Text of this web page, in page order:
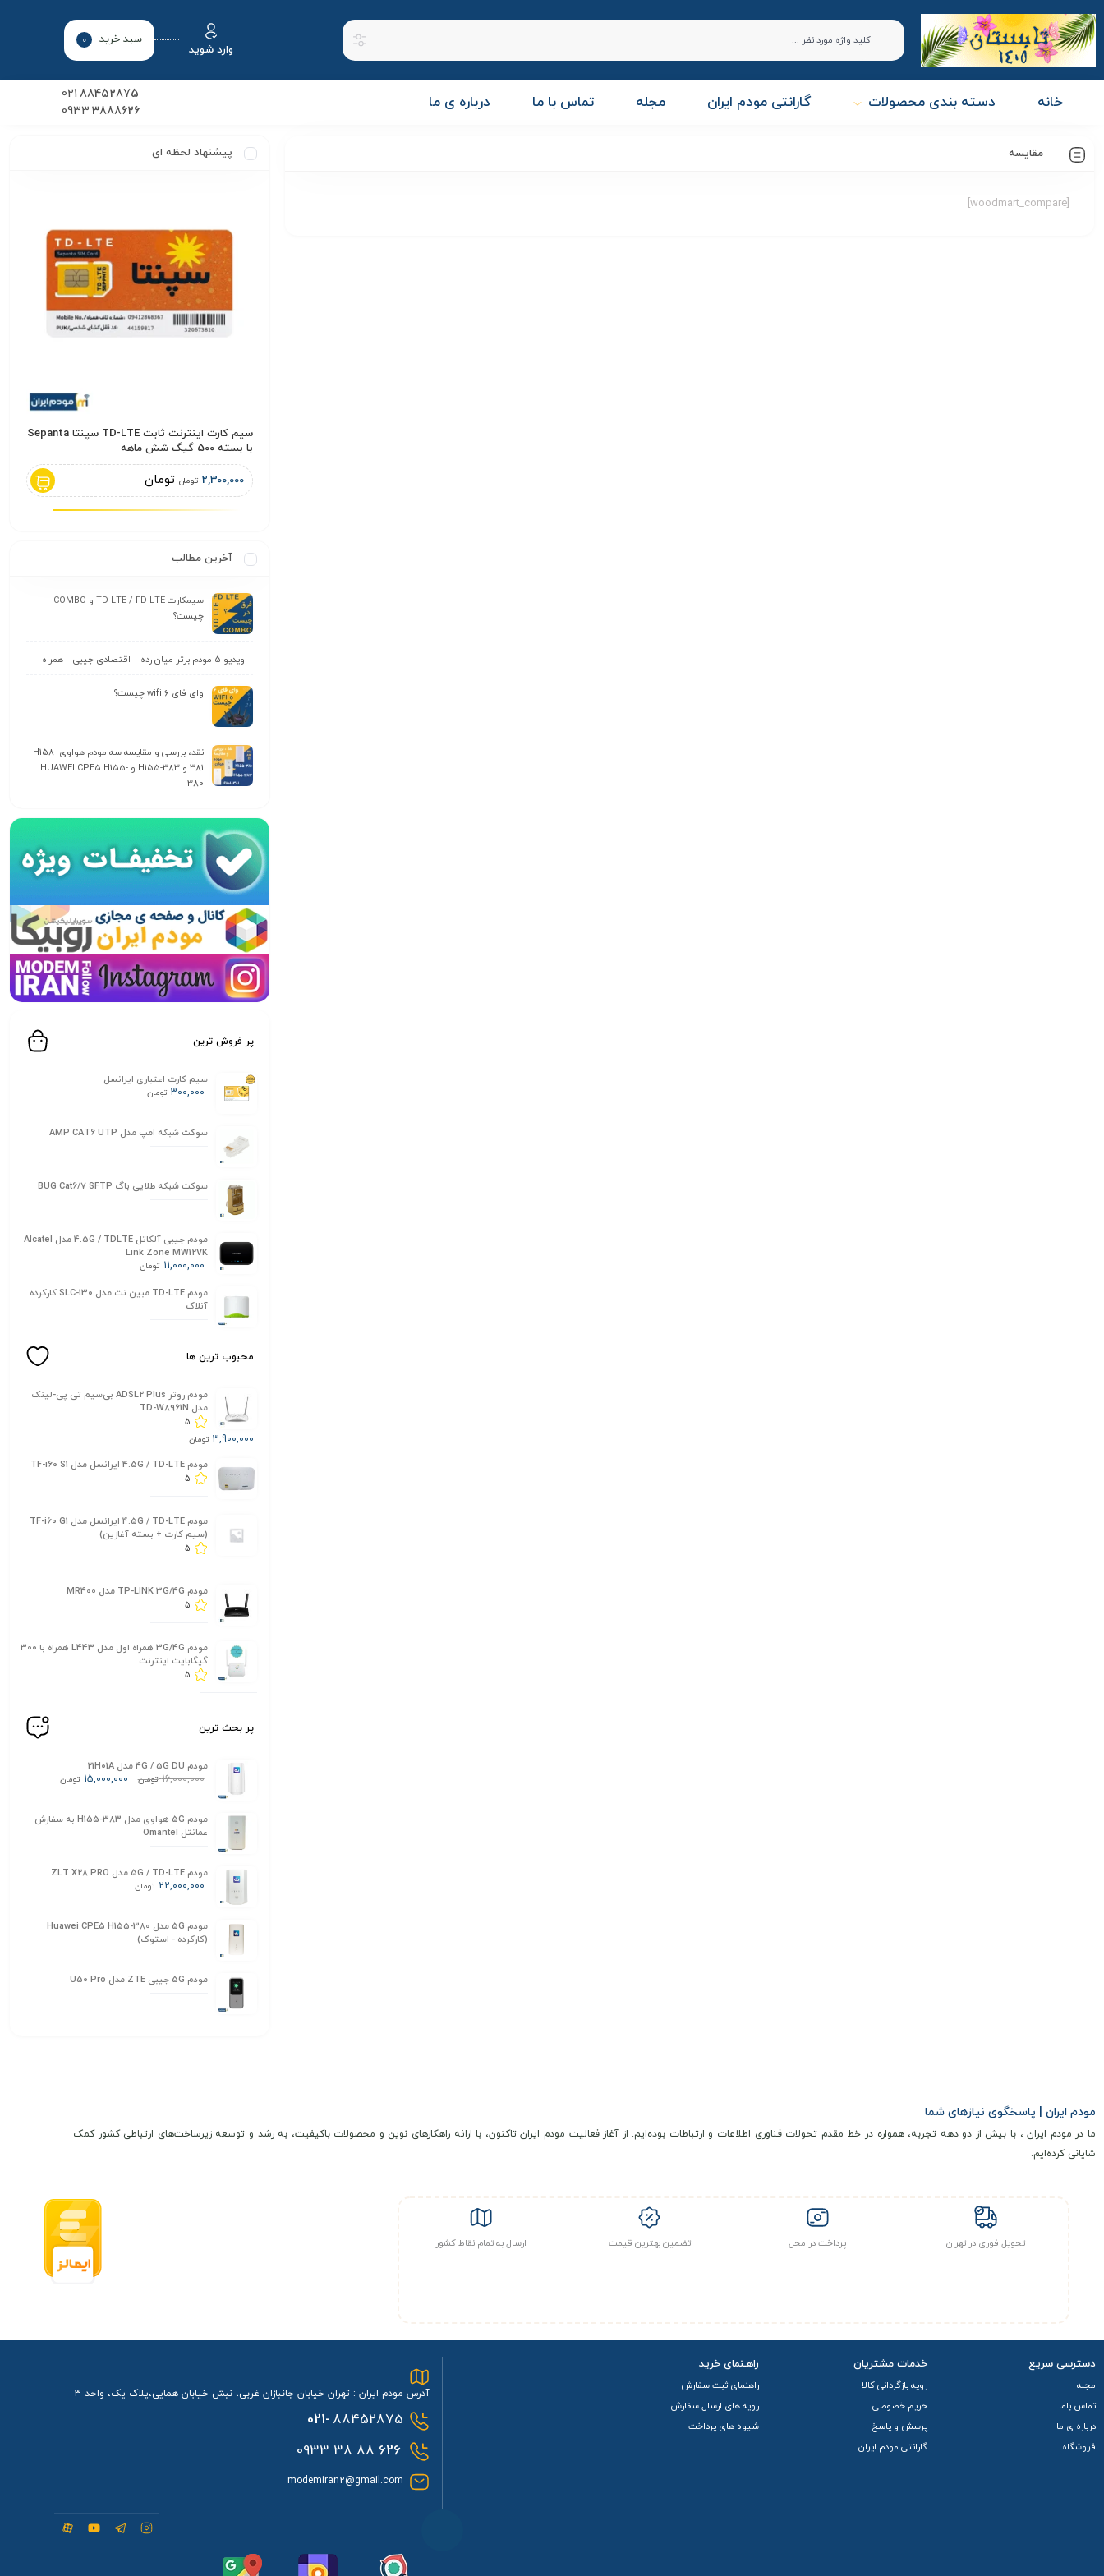
وارد شوید
سبد خرید 0
خانه دسته بندی محصولات گارانتی مودم ایران مجله تماس با ما درباره ی ما 88452875
021
3888626
0933
مقایسه
[woodmart_compare]
پیشنهاد لحظه ای
سیم کارت آپتل اعتباری 2 ستاره 25 گیگ اینترنت
سیم کارت اینترنت ثابت TD-LTE سپنتا Sepanta
با بسته 500 گیگ شش ماهه
2,300,000 تومان تومان
آخرین مطالب
سیمکارت TD-LTE / FD-LTE و COMBO
چیست؟
ویدیو 5 مودم برتر میان رده – اقتصادی جیبی – همراه
وای‌ فای wifi 6 چیست؟
نقد، بررسی و مقایسه سه مودم هواوی H158-
381 و H155-383 و HUAWEI CPE5 H155-
380
پر فروش ترین
سیم کارت اعتباری ایرانسل
300,000 تومان
سوکت شبکه امپ مدل AMP CAT6 UTP
سوکت شبکه طلایی باگ BUG Cat6/7 SFTP
مودم جیبی آلکاتل 4.5G / TDLTE مدل Alcatel
Link Zone MW12VK
11,000,000 تومان
مودم TD-LTE مبین نت مدل SLC-130 کارکرده
آنلاک
محبوب ترین ها
مودم روتر ADSL2 Plus بی‌سیم تی پی-لینک
مدل TD-W8961N
5
3,900,000 تومان
مودم 4.5G / TD-LTE ایرانسل مدل TF-i60 S1
5
مودم 4.5G / TD-LTE ایرانسل مدل TF-i60 G1
(سیم کارت + بسته آغازین)
5
مودم TP-LINK 3G/4G مدل MR400
5
مودم 3G/4G همراه اول مدل L443 همراه با 300
گیگابایت اینترنت
5
پر بحث ترین
مودم 4G / 5G DU مدل 21H01A
16,000,000 تومان 15,000,000 تومان
مودم 5G هواوی مدل H155-383 به سفارش
عمانتل Omantel
مودم 5G / TD-LTE مدل ZLT X28 PRO
22,000,000 تومان
مودم 5G مدل Huawei CPE5 H155-380
(کارکرده - استوک)
مودم 5G جیبی ZTE مدل U50 Pro
مودم ایران | پاسخگوی نیازهای شما
ما در مودم ایران ، با بیش از دو دهه تجربه، همواره در خط مقدم تحولات فناوری اطلاعات و ارتباطات بوده‌ایم. از آغاز فعالیت مودم ایران تاکنون، با ارائه راهکارهای نوین و محصولات باکیفیت، به رشد و توسعه زیرساخت‌های ارتباطی کشور کمک
شایانی کرده‌ایم.
تحویل فوری در تهران پرداخت در محل تضمین بهترین قیمت ارسال به تمام نقاط کشور
دسترسی سریع
مجله
تماس باما
درباره ی ما
فروشگاه
خدمات مشتریان
رویه بازگردانی کالا
حریم خصوصی
پرسش و پاسخ
گارانتی مودم ایران
راهـنمای خرید
راهنمای ثبت سفارش
رویه های ارسال سفارش
شیوه های پرداخت
آدرس مودم ایران : تهران خیابان جانبازان غربی، نبش خیابان همایی،پلاک یک، واحد 3
021-88452875
626
88 38 0933
modemiran2@gmail.com